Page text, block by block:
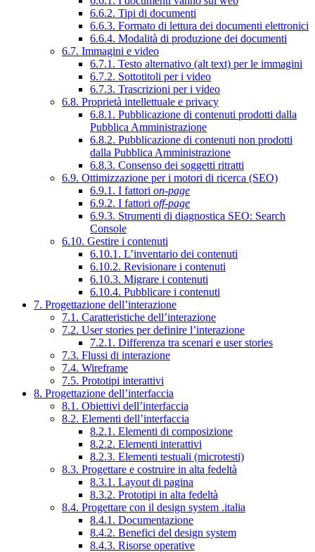
6.6.2. Tipi di documenti
6.6.3. Formato di lettura dei documenti elettronici
6.6.4. Modalità di produzione dei documenti
6.7. Immagini e video
6.7.1. Testo alternativo (alt text) per le immagini
6.7.2. Sottotitoli per i video
6.7.3. Trascrizioni per i video
6.8. Proprietà intellettuale e privacy
6.8.1. Pubblicazione di contenuti prodotti dalla
Pubblica Amministrazione
6.8.2. Pubblicazione di contenuti non prodotti
dalla Pubblica Amministrazione
6.8.3. Consenso dei soggetti ritratti
6.9. Ottimizzazione per i motori di ricerca (SEO)
6.9.1. I fattori on-page
6.9.2. I fattori off-page
6.9.3. Strumenti di diagnostica SEO: Search
Console
6.10. Gestire i contenuti
6.10.1. L’inventario dei contenuti
6.10.2. Revisionare i contenuti
6.10.3. Migrare i contenuti
6.10.4. Pubblicare i contenuti
7. Progettazione dell’interazione
7.1. Caratteristiche dell’interazione
7.2. User stories per definire l’interazione
7.2.1. Differenza tra scenari e user stories
7.3. Flussi di interazione
7.4. Wireframe
7.5. Prototipi interattivi
8. Progettazione dell’interfaccia
8.1. Obiettivi dell’interfaccia
8.2. Elementi dell’interfaccia
8.2.1. Elementi di composizione
8.2.2. Elementi interattivi
8.2.3. Elementi testuali (microtesti)
8.3. Progettare e costruire in alta fedeltà
8.3.1. Layout di pagina
8.3.2. Prototipi in alta fedeltà
8.4. Progettare con il design system .italia
8.4.1. Documentazione
8.4.2. Benefici del design system
8.4.3. Risorse operative